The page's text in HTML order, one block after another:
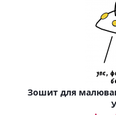
Зошит для